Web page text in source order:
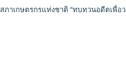
สภาเกษตรกรแห่งชาติ “ทบทวนอดีตเพื่อ